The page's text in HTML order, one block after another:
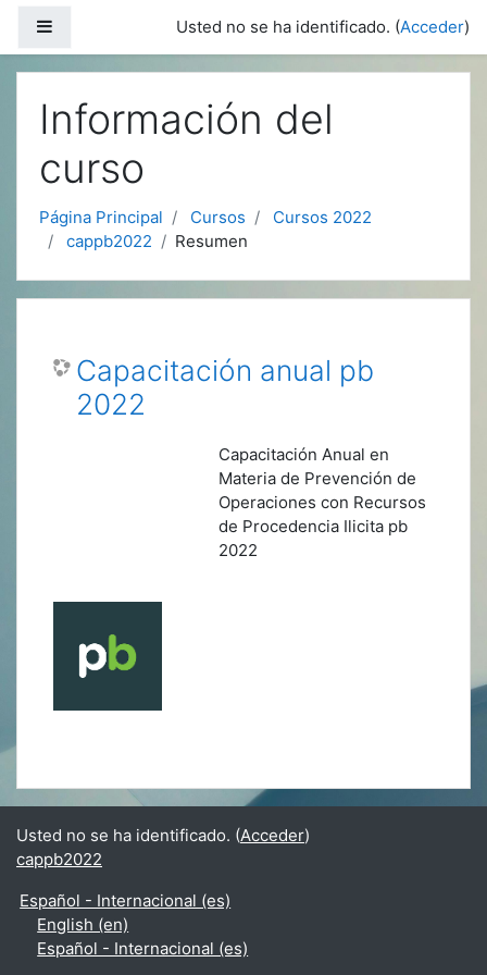
Usted no se ha identificado. (Acceder)
Información del
curso
Página Principal Cursos
Cursos 2022
cappb2022
Resumen
Capacitación anual pb
2022
Capacitación Anual en
Materia de Prevención de
Operaciones con Recursos
de Procedencia Ilicita pb
2022
Usted no se ha identificado. (Acceder)
cappb2022
Español - Internacional ‎(es)‎
English ‎(en)‎
Español - Internacional ‎(es)‎